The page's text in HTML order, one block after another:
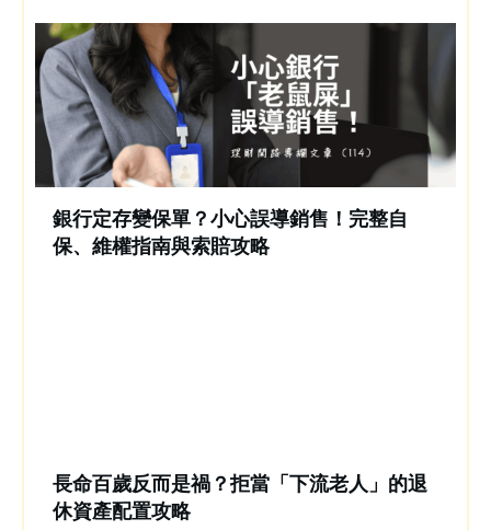
銀行定存變保單？小心誤導銷售！完整自
保、維權指南與索賠攻略
長命百歲反而是禍？拒當「下流老人」的退
休資產配置攻略